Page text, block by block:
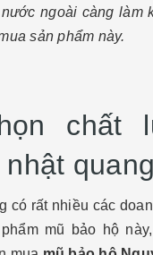
ngoài càng làm
sản phẩm này.
chất
nhật
có rất nhiều các
mũ bảo hộ